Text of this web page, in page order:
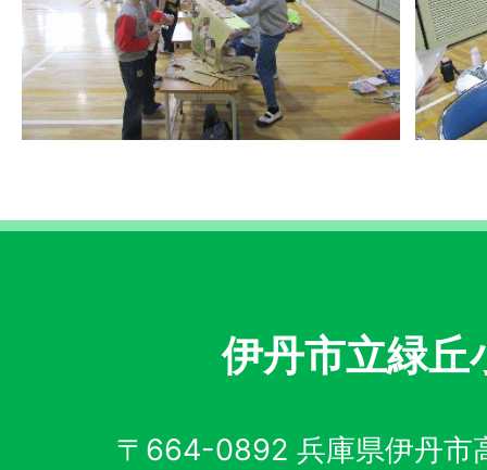
伊丹市立緑丘
〒664-0892 兵庫県伊丹市